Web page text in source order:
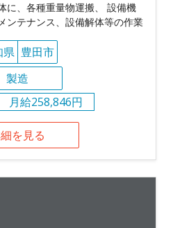
に、各種重量物運搬、 設備機
ンテナンス、設備解体等の作業
県 豊田市
製造
月給258,846円
を見る